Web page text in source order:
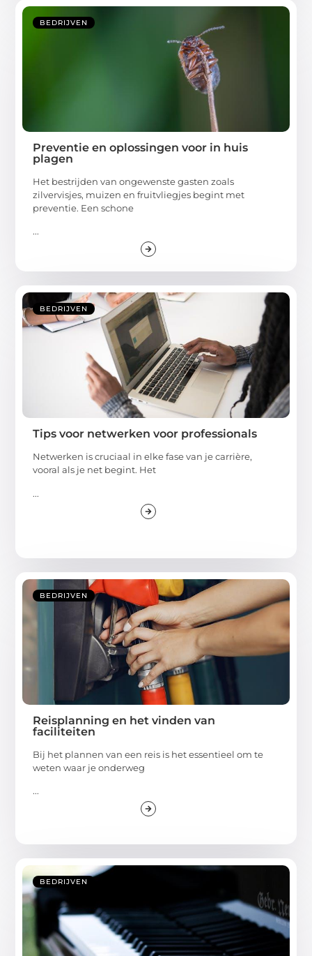
BEDRIJVEN
Preventie en oplossingen voor in huis
plagen
Het bestrijden van ongewenste gasten zoals
zilvervisjes, muizen en fruitvliegjes begint met
preventie. Een schone
...
BEDRIJVEN
Tips voor netwerken voor professionals
Netwerken is cruciaal in elke fase van je carrière,
vooral als je net begint. Het
...
BEDRIJVEN
Reisplanning en het vinden van
faciliteiten
Bij het plannen van een reis is het essentieel om te
weten waar je onderweg
...
BEDRIJVEN